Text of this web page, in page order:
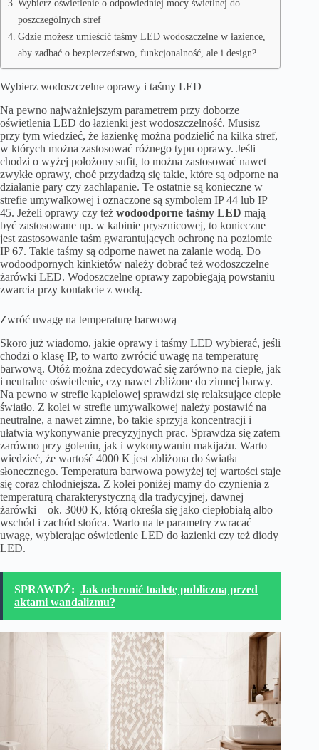
Wybierz oświetlenie o odpowiedniej mocy świetlnej do
poszczególnych stref
Gdzie możesz umieścić taśmy LED wodoszczelne w łazience,
aby zadbać o bezpieczeństwo, funkcjonalność, ale i design?
Wybierz wodoszczelne oprawy i taśmy LED
Na pewno najważniejszym parametrem przy doborze
oświetlenia LED do łazienki jest wodoszczelność. Musisz
przy tym wiedzieć, że łazienkę można podzielić na kilka stref,
w których można zastosować różnego typu oprawy. Jeśli
chodzi o wyżej położony sufit, to można zastosować nawet
zwykłe oprawy, choć przydadzą się takie, które są odporne na
działanie pary czy zachlapanie. Te ostatnie są konieczne w
strefie umywalkowej i oznaczone są symbolem IP 44 lub IP
45. Jeżeli oprawy czy też wodoodporne taśmy LED mają
być zastosowane np. w kabinie prysznicowej, to konieczne
jest zastosowanie taśm gwarantujących ochronę na poziomie
IP 67. Takie taśmy są odporne nawet na zalanie wodą. Do
wodoodpornych kinkietów należy dobrać też wodoszczelne
żarówki LED. Wodoszczelne oprawy zapobiegają powstaniu
zwarcia przy kontakcie z wodą.
Zwróć uwagę na temperaturę barwową
Skoro już wiadomo, jakie oprawy i taśmy LED wybierać, jeśli
chodzi o klasę IP, to warto zwrócić uwagę na temperaturę
barwową. Otóż można zdecydować się zarówno na ciepłe, jak
i neutralne oświetlenie, czy nawet zbliżone do zimnej barwy.
Na pewno w strefie kąpielowej sprawdzi się relaksujące ciepłe
światło. Z kolei w strefie umywalkowej należy postawić na
neutralne, a nawet zimne, bo takie sprzyja koncentracji i
ułatwia wykonywanie precyzyjnych prac. Sprawdza się zatem
zarówno przy goleniu, jak i wykonywaniu makijażu. Warto
wiedzieć, że wartość 4000 K jest zbliżona do światła
słonecznego. Temperatura barwowa powyżej tej wartości staje
się coraz chłodniejsza. Z kolei poniżej mamy do czynienia z
temperaturą charakterystyczną dla tradycyjnej, dawnej
żarówki – ok. 3000 K, którą określa się jako ciepłobiałą albo
wschód i zachód słońca. Warto na te parametry zwracać
uwagę, wybierając oświetlenie LED do łazienki czy też diody
LED.
SPRAWDŹ: Jak ochronić toaletę publiczną przed
aktami wandalizmu?